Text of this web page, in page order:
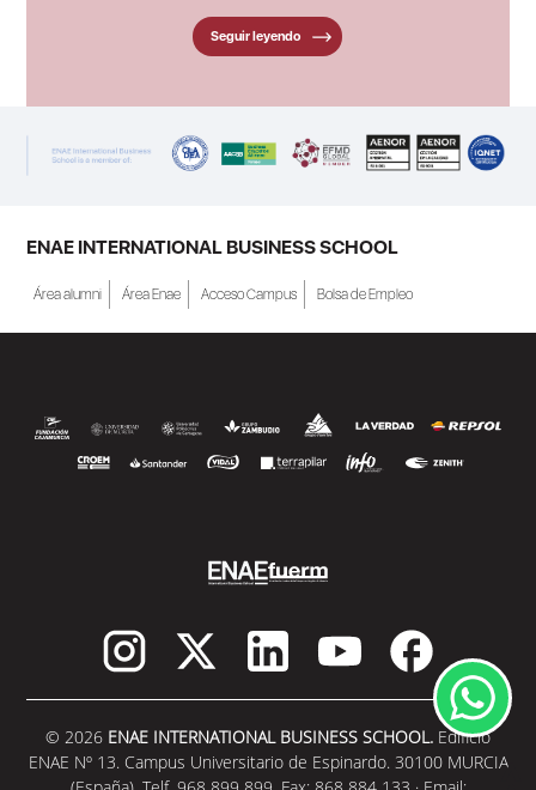
Seguir leyendo
ENAE INTERNATIONAL BUSINESS SCHOOL
Área alumni Área Enae Acceso Campus Bolsa de Empleo
© 2026 ENAE INTERNATIONAL BUSINESS SCHOOL. Edificio
ENAE Nº 13. Campus Universitario de Espinardo. 30100 MURCIA